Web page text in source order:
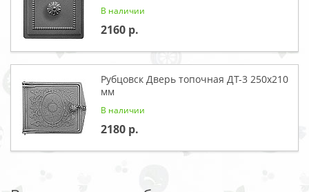
В наличии
2160
Рубцовск Дверь топочная ДТ-3 250x210
мм
В наличии
2180